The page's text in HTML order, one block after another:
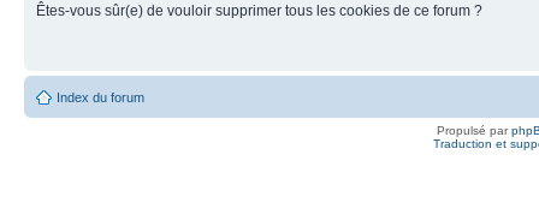
Êtes-vous sûr(e) de vouloir supprimer tous les cookies de ce forum ?
Index du forum
Propulsé par
Traduction et